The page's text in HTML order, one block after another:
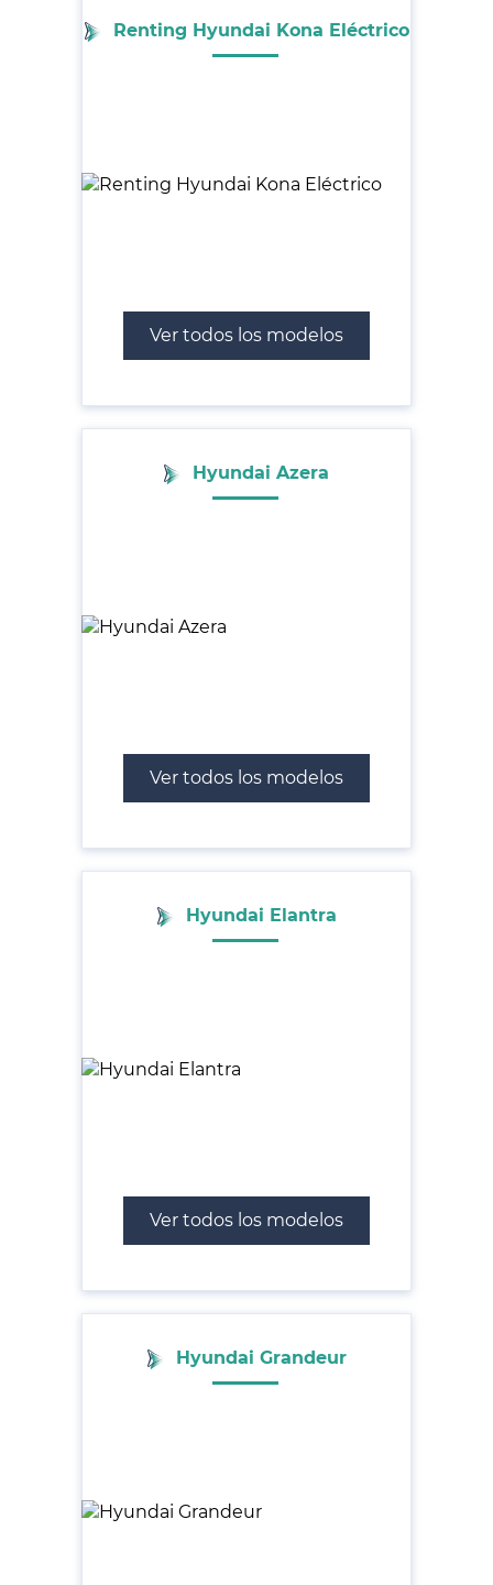
Renting Hyundai Kona Eléctrico
Ver todos los modelos
Hyundai Azera
Ver todos los modelos
Hyundai Elantra
Ver todos los modelos
Hyundai Grandeur